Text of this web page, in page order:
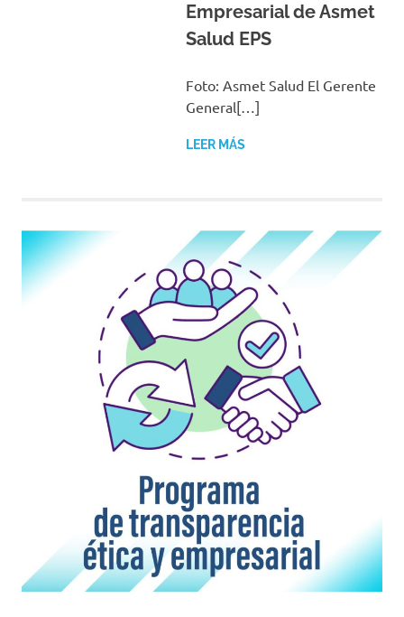
Empresarial de Asmet
Salud EPS
Foto: Asmet Salud El Gerente
General[…]
LEER MÁS